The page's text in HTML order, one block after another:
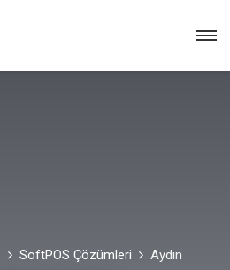
SoftPOS Çözümleri Aydın